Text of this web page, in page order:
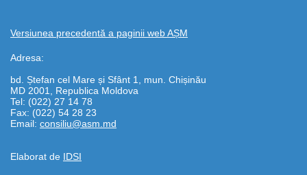
Versiunea precedentă a paginii web AȘM
Adresa:
bd. Ștefan cel Mare și Sfânt 1, mun. Chișinău
MD 2001, Republica Moldova
Tel: (022) 27 14 78
Fax: (022) 54 28 23
Email: consiliu@asm.md
Elaborat de IDSI